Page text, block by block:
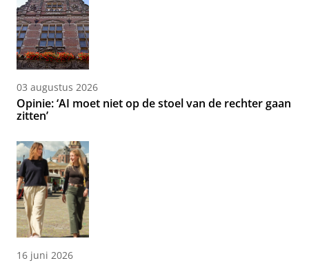
03 augustus 2026
Opinie: ‘AI moet niet op de stoel van de rechter gaan
zitten’
16 juni 2026